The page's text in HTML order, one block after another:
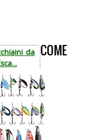
da
COME